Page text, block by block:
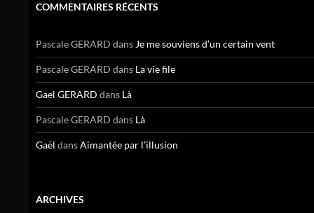
COMMENTAIRES RÉCENTS
Pascale GERARD dans Je me souviens d’un certain vent
Pascale GERARD dans La vie file
Gael GERARD dans Là
Pascale GERARD dans Là
Gaël dansAimantée par l’illusion
ARCHIVES